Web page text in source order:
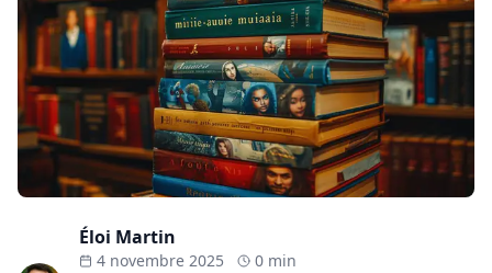
Éloi Martin
4 novembre 2025
0 min